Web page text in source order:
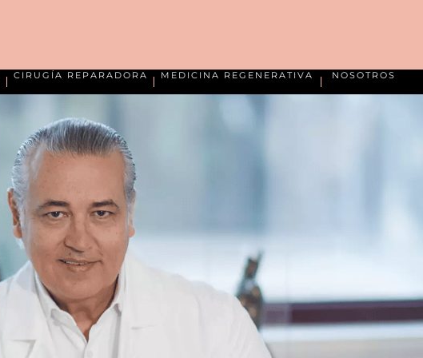
CIRUGÍA REPARADORA MEDICINA REGENERATIVA NOSOTROS